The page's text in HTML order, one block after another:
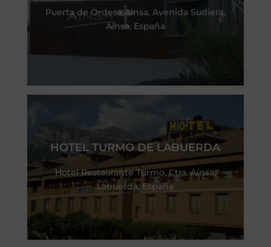
Puerta de Ordesa Aínsa, Avenida Sudiera,
Aínsa, España
HOTEL TURMO DE LABUERDA
Hotel Restaurante Turmo, Ctra. Aínsa,
Labuerda, España